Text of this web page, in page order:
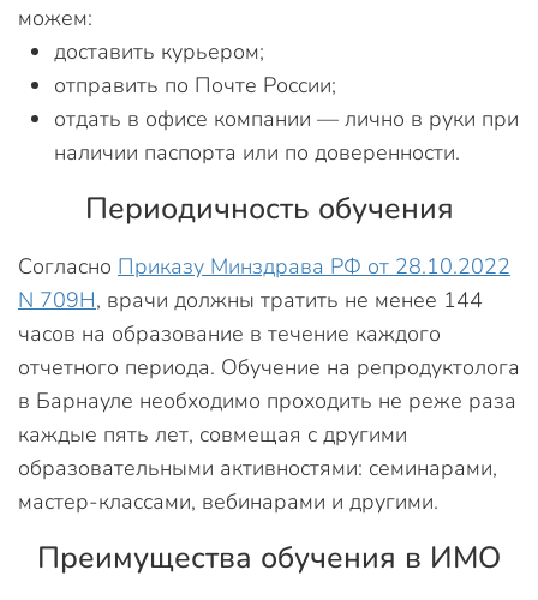
можем:
доставить курьером;
отправить по Почте России;
отдать в офисе компании — лично в руки при
наличии паспорта или по доверенности.
Периодичность обучения
Согласно Приказу Минздрава РФ от 28.10.2022
N 709Н, врачи должны тратить не менее 144
часов на образование в течение каждого
отчетного периода. Обучение на репродуктолога
в Барнауле необходимо проходить не реже раза
каждые пять лет, совмещая с другими
образовательными активностями: семинарами,
мастер-классами, вебинарами и другими.
Преимущества обучения в ИМО